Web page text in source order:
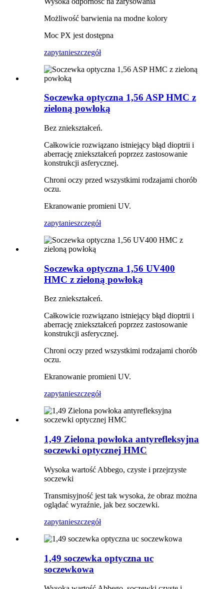
Możliwość barwienia na modne kolory
Moc PX jest dostępna
zapytanieszczegół
Soczewka optyczna 1,56 ASP HMC z
zieloną powłoką
Bez zniekształceń.
Całkowicie rozwiązano istniejący błąd dioptrii i
aberrację zniekształceń poprzez zastosowanie
konstrukcji asferycznej.
Chroni oczy przed wszystkimi rodzajami chorób
oczu.
Ekranowanie promieni UV.
zapytanieszczegół
Soczewka optyczna 1,56 UV400
HMC z zieloną powłoką
Bez zniekształceń.
Całkowicie rozwiązano istniejący błąd dioptrii i
aberrację zniekształceń poprzez zastosowanie
konstrukcji asferycznej.
Chroni oczy przed wszystkimi rodzajami chorób
oczu.
Ekranowanie promieni UV.
zapytanieszczegół
1,49 Zielona powłoka antyrefleksyjna
soczewki optycznej HMC
Wysoka wartość Abbego, czyste i przejrzyste
soczewki
Transmisyjność jest tak wysoka, że ​​obraz można
oglądać wyraźnie, jak bez soczewki.
zapytanieszczegół
1,49 soczewka optyczna uc
soczewkowa